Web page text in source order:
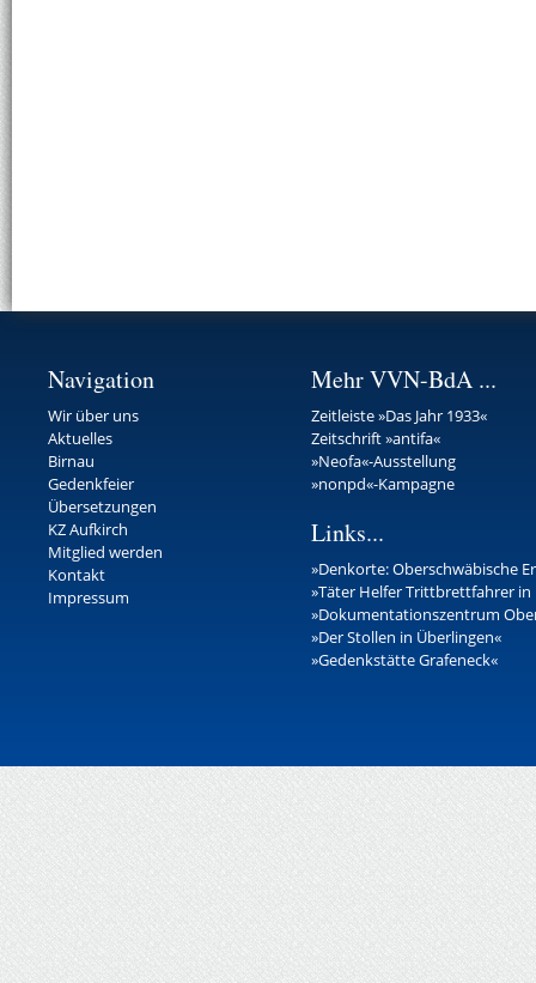
Navigation
Wir über uns
Aktuelles
Birnau
Gedenkfeier
Übersetzungen
KZ Aufkirch
Mitglied werden
Kontakt
Impressum
Mehr VVN-BdA ...
Zeitleiste »Das Jahr 1933«
Zeitschrift »antifa«
»Neofa«-Ausstellung
»nonpd«-Kampagne
Links...
»Denkorte: Oberschwäbische
»Täter Helfer Trittbrettfahrer in
»Dokumentationszentrum
»Der Stollen in Überlingen«
»Gedenkstätte Grafeneck«